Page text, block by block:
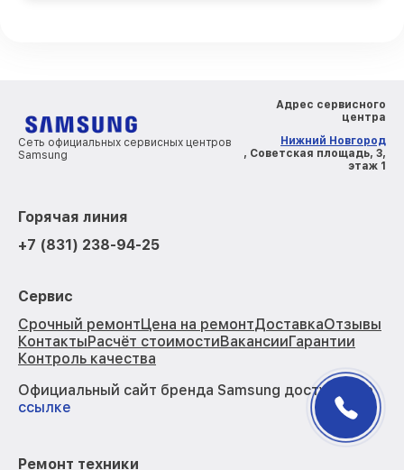
Сеть официальных сервисных центров
Samsung
Адрес сервисного
центра
Нижний Новгород
, Советская площадь, 3,
этаж 1
Горячая линия
+7 (831) 238-94-25
Сервис
Срочный ремонтЦена на ремонтДоставкаОтзывы
КонтактыРасчёт стоимостиВакансииГарантии
Контроль качества
Официальный сайт бренда Samsung доступен по
ссылке
Ремонт техники